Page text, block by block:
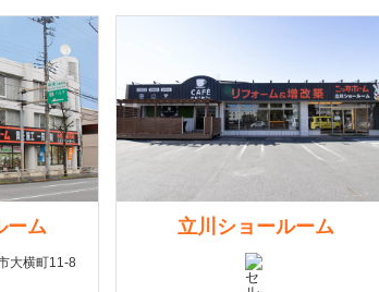
ーム
大横町11-8
立川ショールーム